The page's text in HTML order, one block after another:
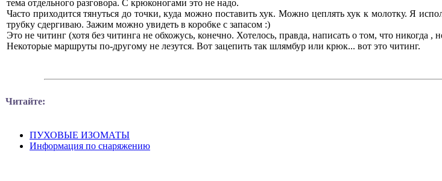
тема отдельного разговора. С крюконогами это не надо.
Часто приходится тянуться до точки, куда можно поставить хук. Можно цеплять хук к молотку. Я
трубку сдергиваю. Зажим можно увидеть в коробке с запасом :)
Это не читинг (хотя без читинга не обхожусь, конечно. Хотелось, правда, написать о том, что никогда ,
Некоторые маршруты по-другому не лезутся. Вот зацепить так шлямбур или крюк... вот это читинг.
Читайте:
ПУХОВЫЕ ИЗОМАТЫ
Информация по снаряжению